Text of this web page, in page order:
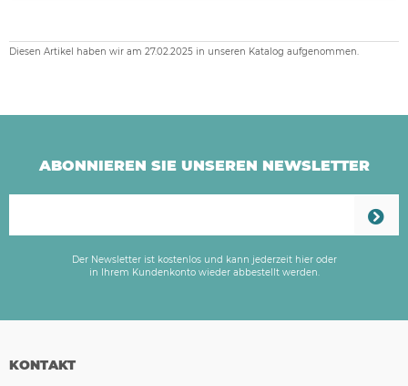
Diesen Artikel haben wir am 27.02.2025 in unseren Katalog aufgenommen.
ABONNIEREN SIE UNSEREN NEWSLETTER
Der Newsletter ist kostenlos und kann jederzeit hier oder
in Ihrem Kundenkonto wieder abbestellt werden.
KONTAKT